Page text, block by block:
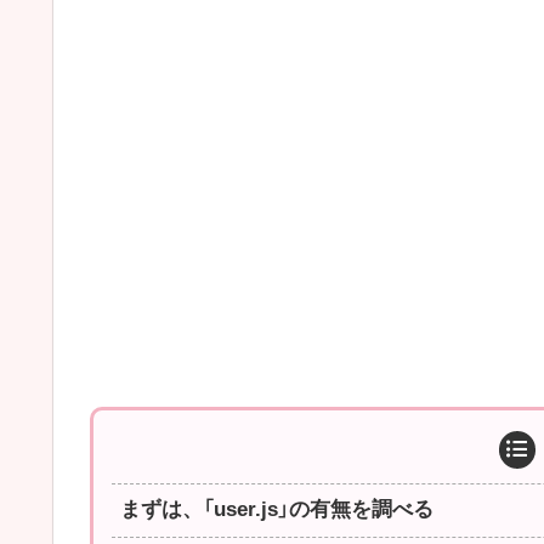
まずは、「user.js」の有無を調べる